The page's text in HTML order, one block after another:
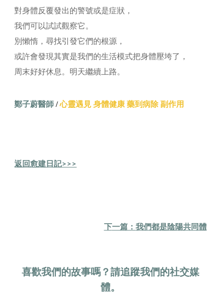
對身體反覆發出的警號或是症狀，
我們可以試試觀察它。
別懶惰，尋找引發它們的根源，
或許會發現其實是我們的生活模式把身體壓垮了，
周末好好休息。明天繼續上路。
鄭子蔚醫師 /心靈遇見 身體健康 藥到病除 副作用
返回愈建日記>>>
下一篇： 我們都是陰陽共同體
喜歡我們的故事嗎？請追蹤我們的社交媒
體。